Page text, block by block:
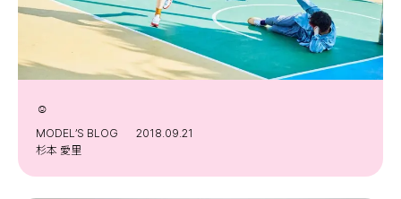
☺︎
MODEL’S BLOG
2018.09.21
杉本 愛里